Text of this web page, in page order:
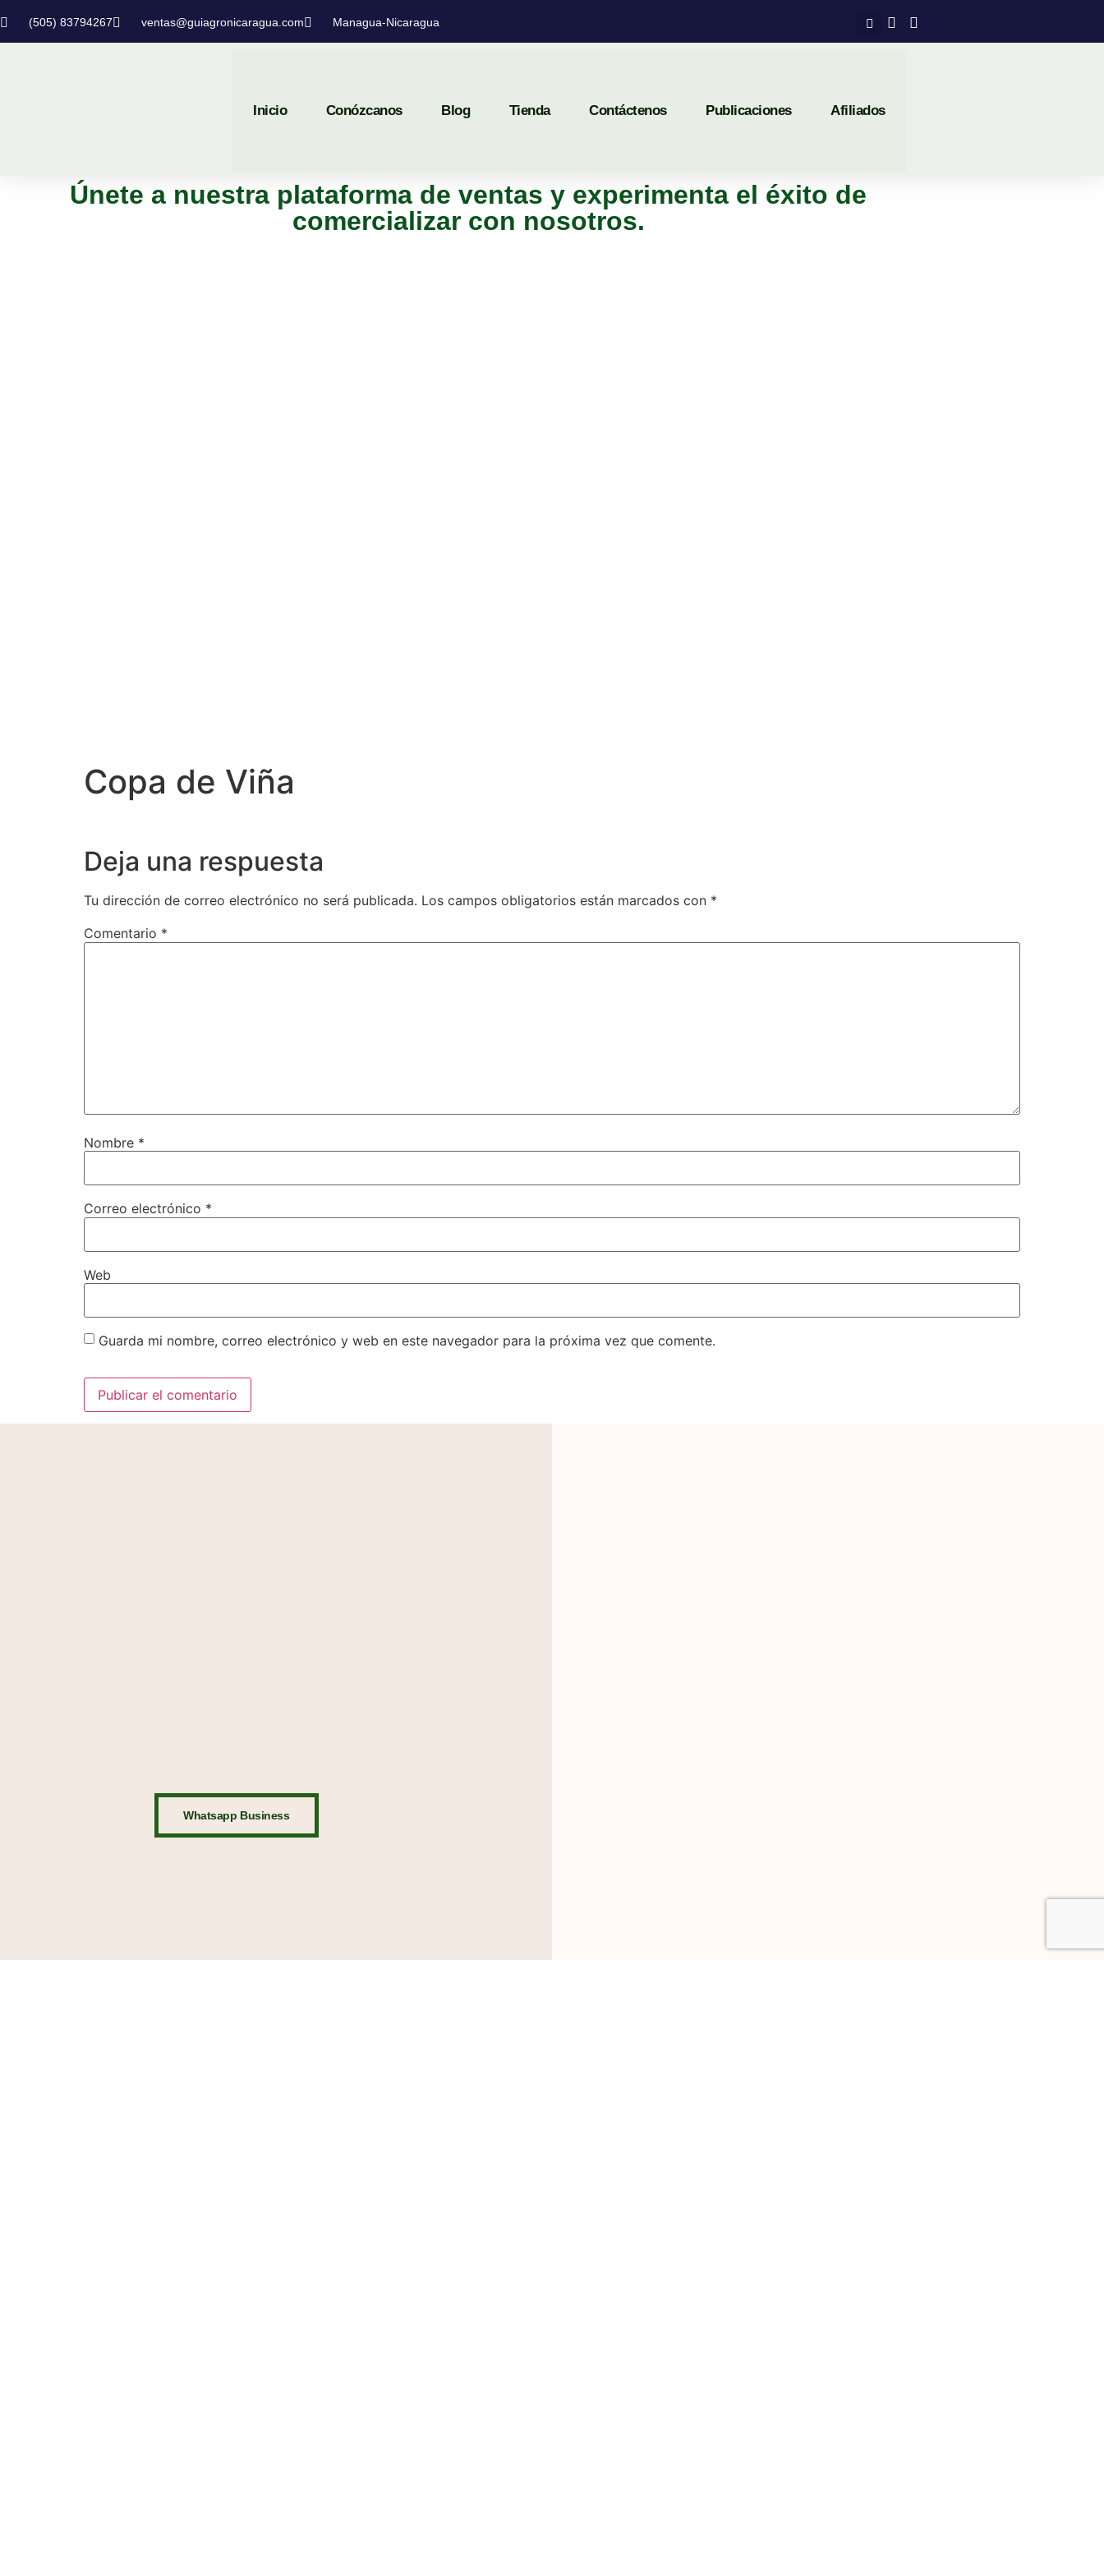
(505) 83794267 ventas@guiagronicaragua.com Managua-Nicaragua
Inicio Conózcanos Blog Tienda Contáctenos Publicaciones Afiliados
Únete a nuestra plataforma de ventas y experimenta el éxito de
comercializar con nosotros.
Copa de Viña
Deja una respuesta
Tu dirección de correo electrónico no será publicada. Los campos obligatorios están marcados con *
Comentario *
Nombre *
Correo electrónico *
Web
Guarda mi nombre, correo electrónico y web en este navegador para la próxima vez que comente.
Whatsapp Business